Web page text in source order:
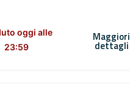
oggi alle
23:59
Maggiori
dettagli